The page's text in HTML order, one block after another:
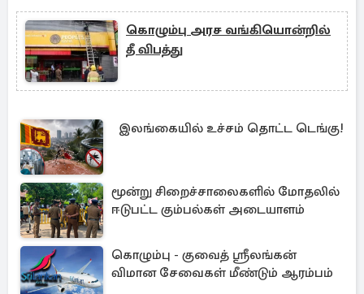
கொழும்பு அரச வங்கியொன்றில்
தீ விபத்து
இலங்கையில் உச்சம் தொட்ட டெங்கு!
மூன்று சிறைச்சாலைகளில் மோதலில்
ஈடுபட்ட கும்பல்கள் அடையாளம்
கொழும்பு - குவைத் ஸ்ரீலங்கன்
விமான சேவைகள் மீண்டும் ஆரம்பம்